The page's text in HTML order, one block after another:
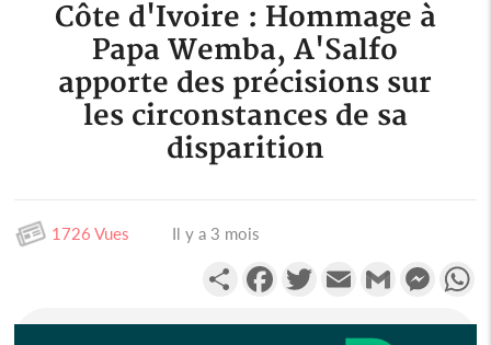
Côte d'Ivoire : Hommage à
Papa Wemba, A'Salfo
apporte des précisions sur
les circonstances de sa
disparition
1726 Vues Il y a 3 mois
PartagerFacebookTwitterEmail Gmail